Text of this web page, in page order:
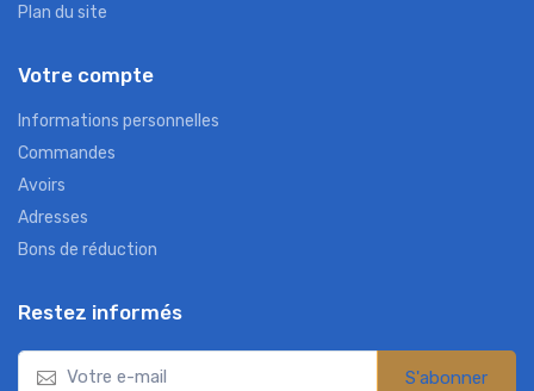
Plan du site
Votre compte
Informations personnelles
Commandes
Avoirs
Adresses
Bons de réduction
Restez informés
S'abonner